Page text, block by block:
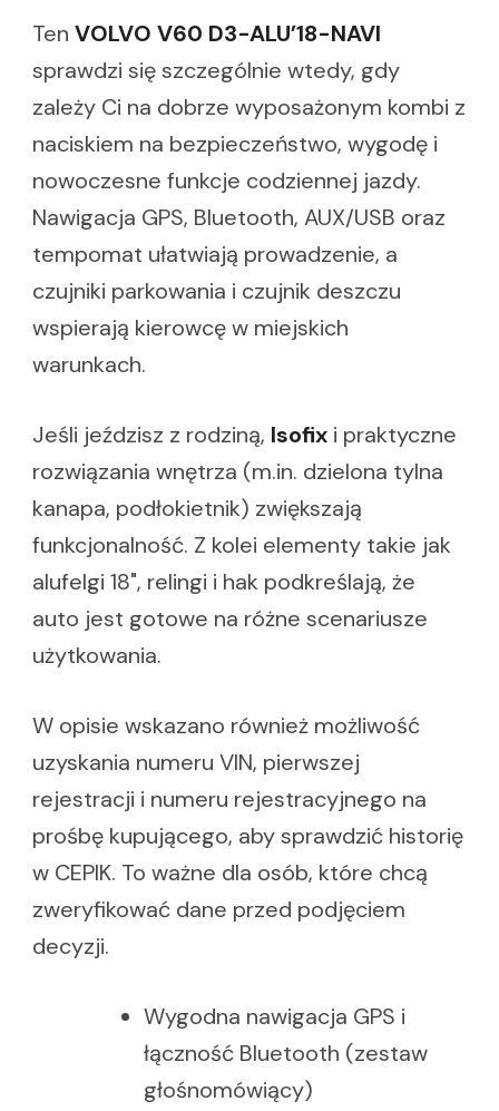
Ten VOLVO V60 D3-ALU’18-NAVI
sprawdzi się szczególnie wtedy, gdy
zależy Ci na dobrze wyposażonym kombi z
naciskiem na bezpieczeństwo, wygodę i
nowoczesne funkcje codziennej jazdy.
Nawigacja GPS, Bluetooth, AUX/USB oraz
tempomat ułatwiają prowadzenie, a
czujniki parkowania i czujnik deszczu
wspierają kierowcę w miejskich
warunkach.
Jeśli jeździsz z rodziną, Isofix i praktyczne
rozwiązania wnętrza (m.in. dzielona tylna
kanapa, podłokietnik) zwiększają
funkcjonalność. Z kolei elementy takie jak
alufelgi 18", relingi i hak podkreślają, że
auto jest gotowe na różne scenariusze
użytkowania.
W opisie wskazano również możliwość
uzyskania numeru VIN, pierwszej
rejestracji i numeru rejestracyjnego na
prośbę kupującego, aby sprawdzić historię
w CEPIK. To ważne dla osób, które chcą
zweryfikować dane przed podjęciem
decyzji.
Wygodna nawigacja GPS i
łączność Bluetooth (zestaw
głośnomówiący)